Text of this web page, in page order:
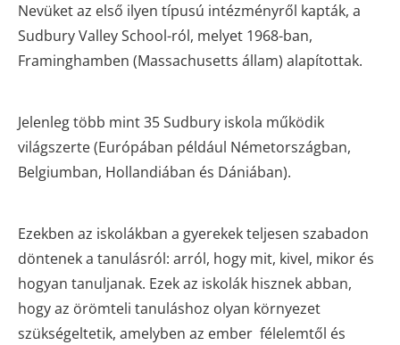
Nevüket az első ilyen típusú intézményről kapták, a
Sudbury Valley School-ról, melyet 1968-ban,
Framinghamben (Massachusetts állam) alapítottak.
Jelenleg több mint 35 Sudbury iskola működik
világszerte (Európában például Németországban,
Belgiumban, Hollandiában és Dániában).
Ezekben az iskolákban a gyerekek teljesen szabadon
döntenek a tanulásról: arról, hogy mit, kivel, mikor és
hogyan tanuljanak. Ezek az iskolák hisznek abban,
hogy az örömteli tanuláshoz olyan környezet
szükségeltetik, amelyben az ember félelemtől és